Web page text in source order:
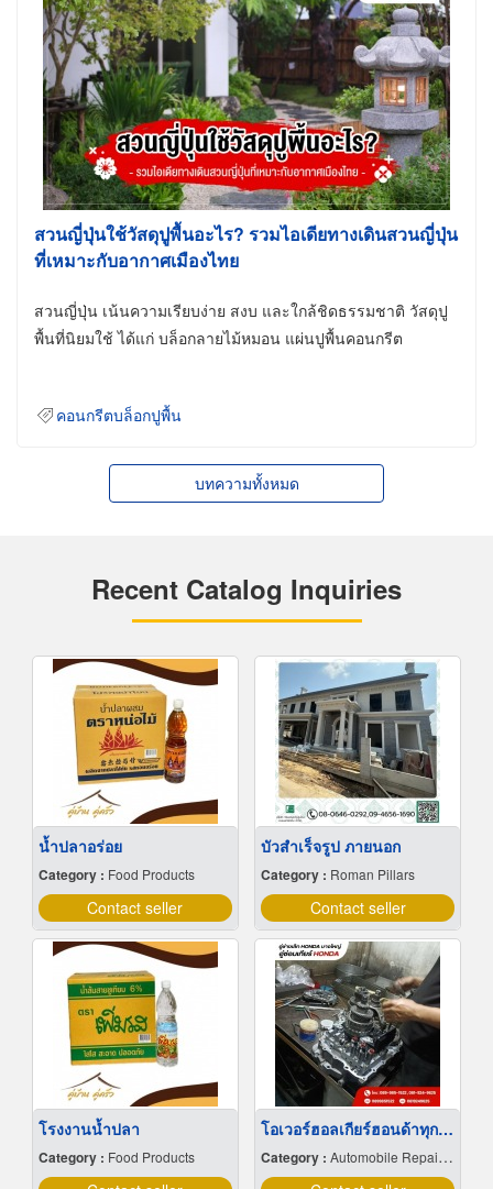
สวนญี่ปุ่นใช้วัสดุปูพื้นอะไร? รวมไอเดียทางเดินสวนญี่ปุ่น
ที่เหมาะกับอากาศเมืองไทย
สวนญี่ปุ่น เน้นความเรียบง่าย สงบ และใกล้ชิดธรรมชาติ วัสดุปู
พื้นที่นิยมใช้ ได้แก่ บล็อกลายไม้หมอน แผ่นปูพื้นคอนกรีต
คอนกรีตบล็อกปูพื้น
บทความทั้งหมด
Recent Catalog Inquiries
น้ำปลาอร่อย
Category : Food Products
Contact seller
บัวสําเร็จรูป ภายนอก
Category : Roman Pillars
Contact seller
โรงงานน้ำปลา
Category : Food Products
โอเวอร์ฮอลเกียร์ฮอนด้าทุกรุ่น
Category : Automobile Repairing & Service